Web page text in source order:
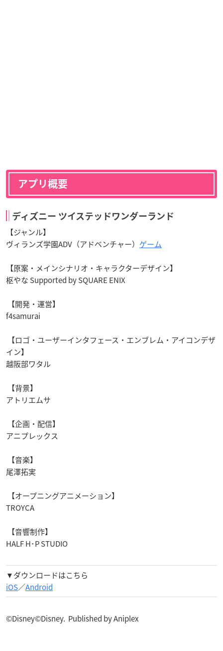
アプリ概要
ディズニー ツイステッドワンダーランド
【ジャンル】
ヴィランズ学園ADV （アドベンチャー） ゲーム
【原案・メインシナリオ・キャラクターデザイン】
枢やな Supported by SQUARE ENIX
【開発・運営】
f4samurai
【ロゴ・ユーザーインタフェース・エンブレム・アイコンデザ
イン】
越阪部ワタル
【背景】
アトリエムサ
【企画・配信】
アニプレックス
【音楽】
尾澤拓実
【オープニングアニメーション】
TROYCA
【音響制作】
HALF H･P STUDIO
▼ダウンロードはこちら
iOS／Android
©Disney©Disney. Published by Aniplex